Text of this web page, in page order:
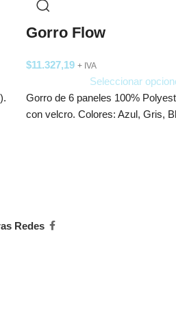
Gorro Flow
$11.327,19 + IVA
Seleccionar
Gorro de 6 paneles 100%
con velcro. Colores: Azul, Gris,
Redes